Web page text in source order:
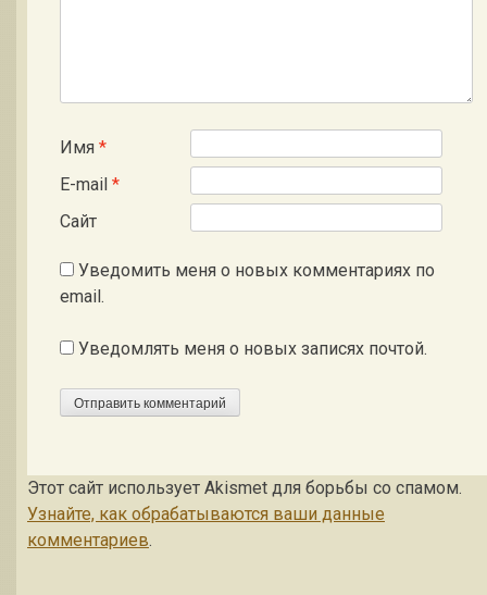
Имя *
E-mail *
Сайт
Уведомить меня о новых комментариях по
email.
Уведомлять меня о новых записях почтой.
Этот сайт использует Akismet для борьбы со спамом.
Узнайте, как обрабатываются ваши данные
комментариев.